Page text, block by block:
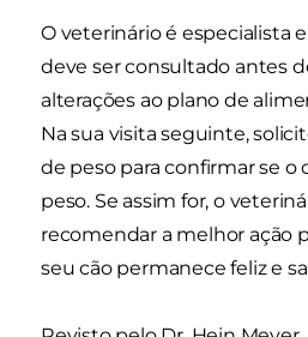
O veterinário é especialista
deve ser consultado antes
alterações ao plano de
Na sua visita seguinte,
de peso para confirmar se o
peso. Se assim for, o
recomendar a melhor ação
seu cão permanece feliz e